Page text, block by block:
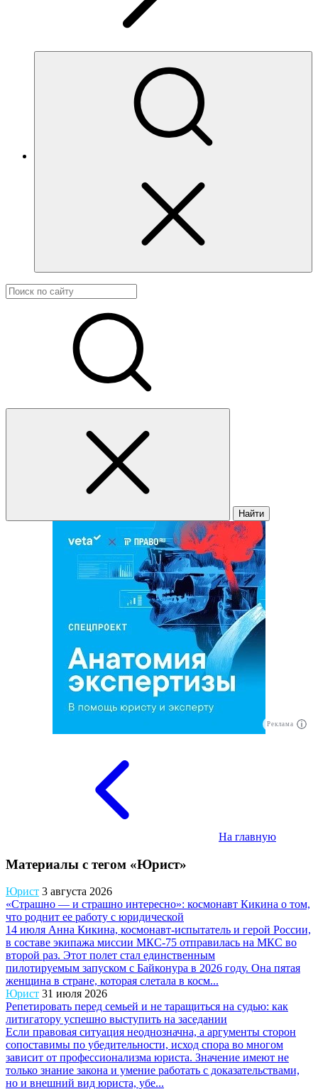
Найти
Реклама
На главную
Материалы с тегом «Юрист»
Юрист 3 августа 2026
«Страшно — и страшно интересно»: космонавт Кикина о том,
что роднит ее работу с юридической
14 июля Анна Кикина, космонавт-испытатель и герой России,
в составе экипажа миссии МКС-75 отправилась на МКС во
второй раз. Этот полет стал единственным
пилотируемым запуском с Байконура в 2026 году. Она пятая
женщина в стране, которая слетала в косм...
Юрист 31 июля 2026
Репетировать перед семьей и не таращиться на судью: как
литигатору успешно выступить на заседании
Если правовая ситуация неоднозначна, а аргументы сторон
сопоставимы по убедительности, исход спора во многом
зависит от профессионализма юриста. Значение имеют не
только знание закона и умение работать с доказательствами,
но и внешний вид юриста, убе...